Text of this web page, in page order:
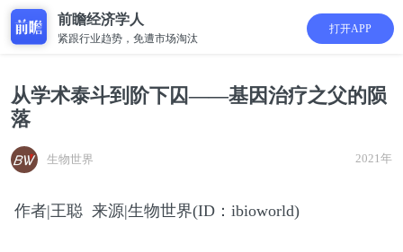
前瞻经济学人
紧跟行业趋势，免遭市场淘汰
打开APP
从学术泰斗到阶下囚——基因治疗之父的陨
落
生物世界 2021年
作者|王聪 来源|生物世界(ID：ibioworld)